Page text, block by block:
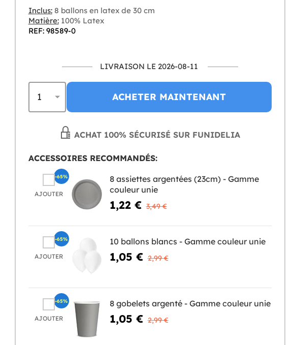
Inclus:8 ballons en latex de 30 cm
Matière:100% Latex
REF: 98589-0
LIVRAISON LE 2026-08-11
ACHETER MAINTENANT
ACHAT 100% SÉCURISÉ SUR FUNIDELIA
ACCESSOIRES RECOMMANDÉS:
AJOUTER
8 assiettes argentées (23cm) - Gamme
couleur unie
1,22 € 3,49 €
-65%
AJOUTER
10 ballons blancs - Gamme couleur unie
1,05 € 2,99 €
-65%
AJOUTER
8 gobelets argenté - Gamme couleur unie
1,05 € 2,99 €
-65%